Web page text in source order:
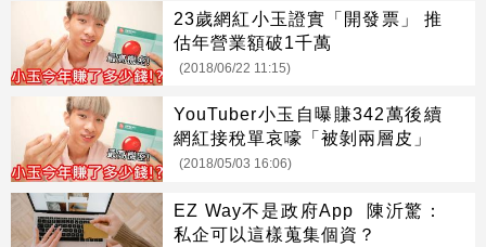
23歲網紅小玉證實「開發票」 推
估年營業額破1千萬
(2018/06/22 11:15)
YouTuber小玉自曝賺342萬後續
網紅接稅單哀嚎「被剝兩層皮」
(2018/05/03 16:06)
EZ Way不是政府App 陳沂驚：
私企可以這樣蒐集個資？